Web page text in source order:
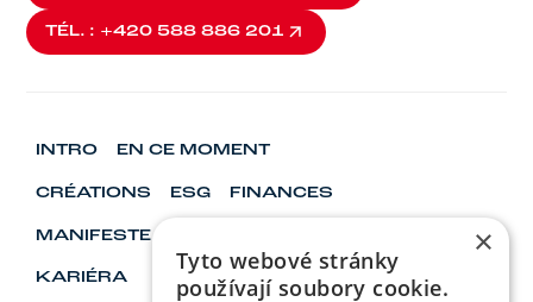
INFO@REDSTONEGROUP.CZ
TÉL. : +420 588 886 201
TÉL. : +420 588 886 201
INTRO EN CE MOMENT
CRÉATIONS ESG FINANCES
MANIFESTE
KARIÉRA
×
Tyto webové stránky
používají soubory cookie.